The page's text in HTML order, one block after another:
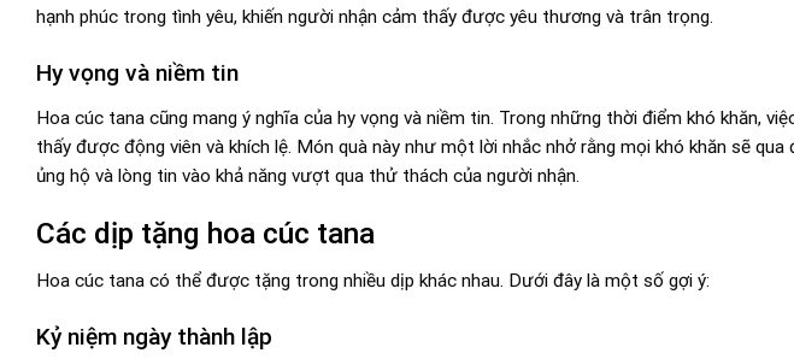
hạnh phúc trong tình yêu, khiến người nhận cảm thấy được yêu thương và trân trọng.
Hy vọng và niềm tin
Hoa cúc tana cũng mang ý nghĩa của hy vọng và niềm tin. Trong những thời điểm khó khăn,
thấy được động viên và khích lệ. Món quà này như một lời nhắc nhở rằng mọi khó khăn sẽ
ủng hộ và lòng tin vào khả năng vượt qua thử thách của người nhận.
Các dịp tặng hoa cúc tana
Hoa cúc tana có thể được tặng trong nhiều dịp khác nhau. Dưới đây là một số gợi ý:
Kỷ niệm ngày thành lập